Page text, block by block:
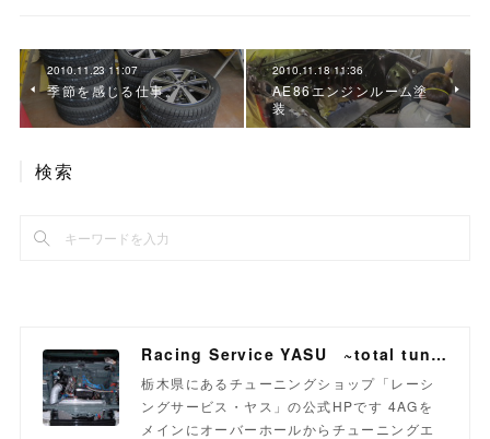
2010.11.23 11:07
季節を感じる仕事。
2010.11.18 11:36
AE86エンジンルーム塗
装
検索
Racing Service YASU ~total tuning proshop~
栃木県にあるチューニングショップ「レーシ
ングサービス・ヤス」の公式HPです 4AGを
メインにオーバーホールからチューニングエ